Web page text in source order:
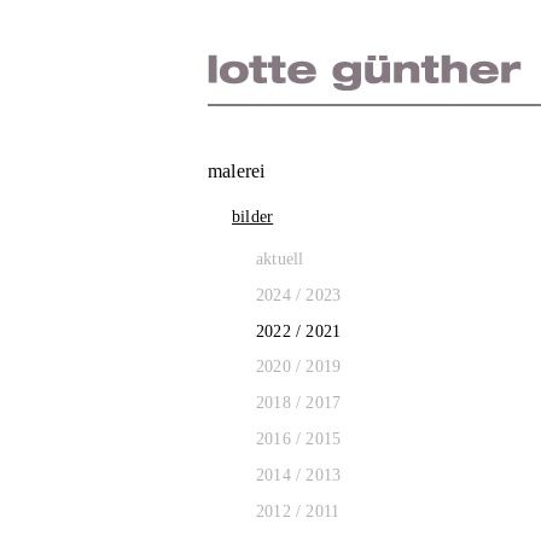
malerei
bilder
aktuell
2024 / 2023
2022 / 2021
2020 / 2019
2018 / 2017
2016 / 2015
2014 / 2013
2012 / 2011